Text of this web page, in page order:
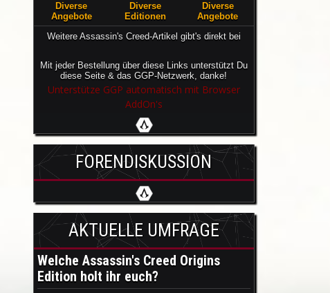
Diverse
Angebote
Diverse
Editionen
Diverse
Angebote
Weitere Assassin's Creed-Artikel gibt's direkt bei
Mit jeder Bestellung über diese Links unterstützt Du
diese Seite & das GGP-Netzwerk, danke!
Unterstütze GGP automatisch mit Browser
AddOn's
FORENDISKUSSION
AKTUELLE UMFRAGE
Welche Assassin's Creed Origins
Edition holt ihr euch?